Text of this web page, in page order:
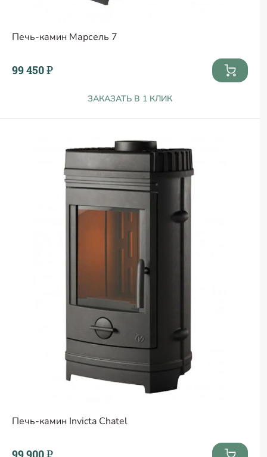
Печь-камин Марсель 7
99 450 ₽
ЗАКАЗАТЬ В 1 КЛИК
Печь-камин Invicta Chatel
99 900 ₽